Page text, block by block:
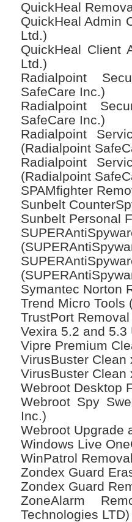
QuickHeal
QuickHeal Admin
Ltd.)
QuickHeal Client
Ltd.)
Radialpoint
SafeCare Inc.)
Radialpoint
SafeCare Inc.)
Radialpoint
(Radialpoint
Radialpoint
(Radialpoint
SPAMfighter
Sunbelt
Sunbelt Personal
Symantec Norton
Trend Micro Tools
TrustPort
Vexira 5.2 and
Vipre Premium
VirusBuster Clean
VirusBuster Clean
Webroot Desktop
Webroot Spy
Inc.)
Webroot Upgrade
Windows Live
WinPatrol
Zondex Guard
Zondex Guard
ZoneAlarm
Technologies LTD)